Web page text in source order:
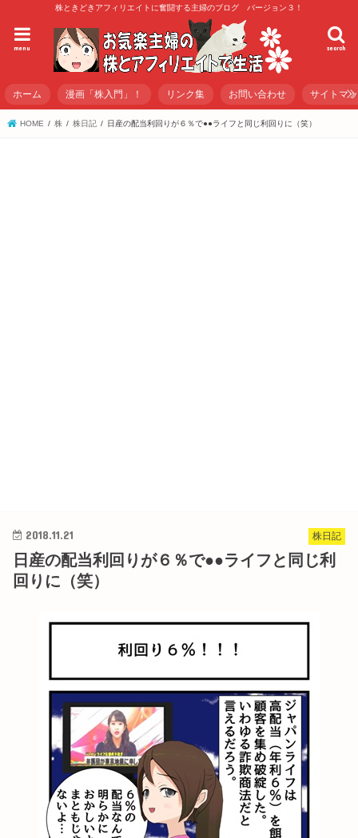
株ときどきアフィリエイトに奮闘する主婦のブログ バージョン３！
search
menu
ホーム 漫画「株入門」！ リンク集 お問い合わせ サイトマ
HOME 株 株日記 日産の配当利回りが６％で●●ライフと同じ利回りに（笑）
株日記
2018.11.21
日産の配当利回りが６％で●●ライフと同じ利
回りに（笑）